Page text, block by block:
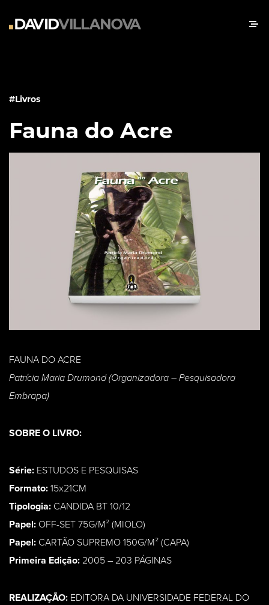
#Livros
Fauna do Acre
FAUNA DO ACRE
Patrícia Maria Drumond (Organizadora – Pesquisadora
Embrapa)
SOBRE O LIVRO:
Série: ESTUDOS E PESQUISAS
Formato: 15x21CM
Tipologia: CANDIDA BT 10/12
Papel: OFF-SET 75G/M² (MIOLO)
Papel: CARTÃO SUPREMO 150G/M² (CAPA)
Primeira Edição: 2005 – 203 PÁGINAS
REALIZAÇÃO: EDITORA DA UNIVERSIDADE FEDERAL DO